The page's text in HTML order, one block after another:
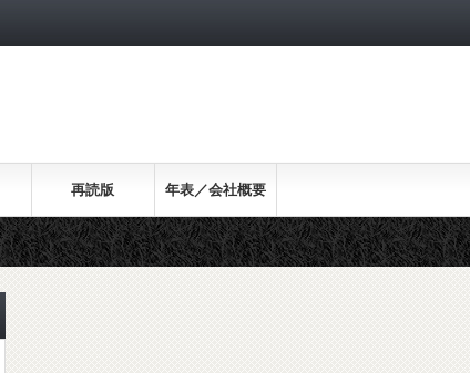
再読版 年表／会社概要